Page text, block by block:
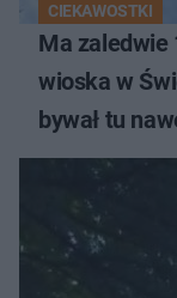
CIEKAWOSTKI
Ma zaledwie
wioska w
bywał tu